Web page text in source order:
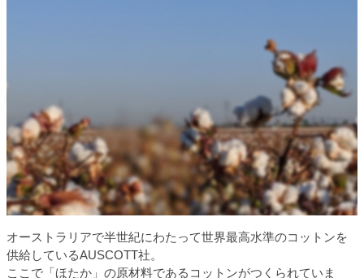
オーストラリアで半世紀にわたって世界最高水準のコットンを
供給しているAUSCOTT社。
ここで「ほたか」の原材料であるコットンがつくられていま